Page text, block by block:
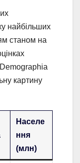
найбільших
станом на
картину
Населе
ння
(млн)